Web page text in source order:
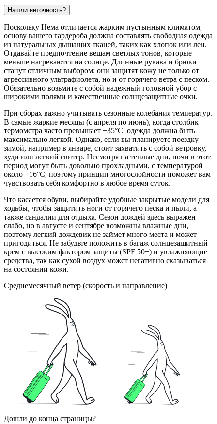
Нашли неточность?
Поскольку Нема отличается жарким пустынным климатом,
основу вашего гардероба должна составлять свободная одежда
из натуральных дышащих тканей, таких как хлопок или лен.
Отдавайте предпочтение вещам светлых тонов, которые
меньше нагреваются на солнце. Длинные рукава и брюки
станут отличным выбором: они защитят кожу не только от
агрессивного ультрафиолета, но и от горячего ветра с песком.
Обязательно возьмите с собой надежный головной убор с
широкими полями и качественные солнцезащитные очки.
При сборах важно учитывать сезонные колебания температур.
В самые жаркие месяцы (с апреля по июнь), когда столбик
термометра часто превышает +35°C, одежда должна быть
максимально легкой. Однако, если вы планируете поездку
зимой, например в январе, стоит захватить с собой ветровку,
худи или легкий свитер. Несмотря на теплые дни, ночи в этот
период могут быть довольно прохладными, с температурой
около +16°C, поэтому принцип многослойности поможет вам
чувствовать себя комфортно в любое время суток.
Что касается обуви, выбирайте удобные закрытые модели для
ходьбы, чтобы защитить ноги от горячего песка и пыли, а
также сандалии для отдыха. Сезон дождей здесь выражен
слабо, но в августе и сентябре возможны влажные дни,
поэтому легкий дождевик не займет много места и может
пригодиться. Не забудьте положить в багаж солнцезащитный
крем с высоким фактором защиты (SPF 50+) и увлажняющие
средства, так как сухой воздух может негативно сказываться
на состоянии кожи.
Среднемесячный ветер (скорость и направление)
Дошли до конца страницы?